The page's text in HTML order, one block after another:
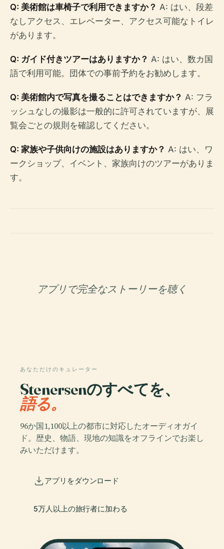
Q: 美術館は車椅子で利用できますか？ A: はい、段差
なしアクセス、エレベーター、アクセス可能なトイレ
があります。
Q: ガイド付きツアーはありますか？ A: はい、数カ国
語で利用可能。団体での事前予約をお勧めします。
Q: 美術館内で写真を撮ることはできますか？ A: フラ
ッシュなしの撮影は一般的に許可されていますが、展
覧会ごとの規則を確認してください。
Q: 家族や子供向けの施設はありますか？ A: はい、ワ
ークショップ、イベント、家族向けのツアーがありま
す。
アプリで完全なストーリーを聴く
あなただけのキュレーター
Stenersenのすべてを、
語る。
96か国1,100以上の都市に対応したオーディオガイ
ド。歴史、物語、現地の知識をオフラインでお楽し
みいただけます。
アプリをダウンロード
5万人以上の旅行者に加わる